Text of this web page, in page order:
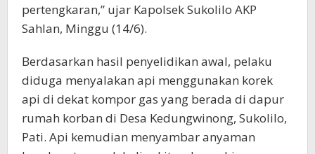
pertengkaran,” ujar Kapolsek Sukolilo AKP
Sahlan, Minggu (14/6).
Berdasarkan hasil penyelidikan awal, pelaku
diduga menyalakan api menggunakan korek
api di dekat kompor gas yang berada di dapur
rumah korban di Desa Kedungwinong, Sukolilo,
Pati. Api kemudian menyambar anyaman